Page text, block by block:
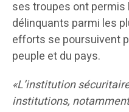
ses troupes ont permis
délinquants parmi les
efforts se poursuivent
peuple et du pays.
«L’institution
institutions,